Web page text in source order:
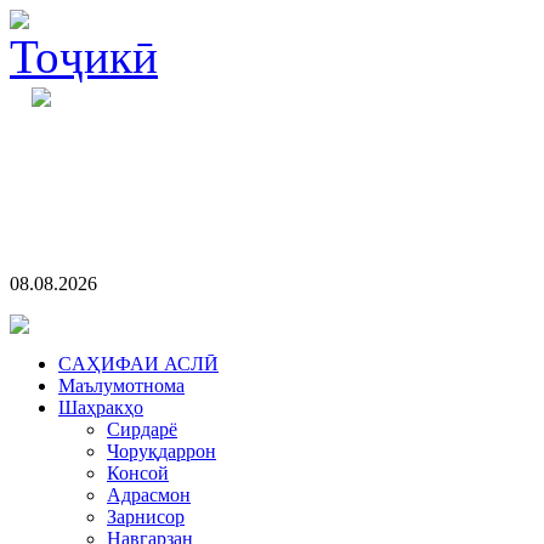
08.08.2026
CАҲИФАИ АСЛӢ
Маълумотнома
Шаҳракҳо
Сирдарё
Чоруқдаррон
Консой
Адрасмон
Зарнисор
Навгарзан